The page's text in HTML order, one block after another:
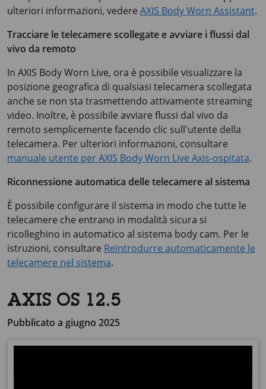
ulteriori informazioni, vedere AXIS Body Worn Assistant.
Tracciare le telecamere scollegate e avviare i flussi dal
vivo da remoto
In AXIS Body Worn Live, ora è possibile visualizzare la
posizione geografica di qualsiasi telecamera scollegata
anche se non sta trasmettendo attivamente streaming
video. Inoltre, è possibile avviare flussi dal vivo da
remoto semplicemente facendo clic sull'utente della
telecamera. Per ulteriori informazioni, consultare
manuale utente per AXIS Body Worn Live Axis-ospitata.
Riconnessione automatica delle telecamere al sistema
È possibile configurare il sistema in modo che tutte le
telecamere che entrano in modalità sicura si
ricolleghino in automatico al sistema body cam. Per le
istruzioni, consultare Reintrodurre automaticamente le
telecamere nel sistema.
AXIS OS 12.5
Pubblicato a giugno 2025